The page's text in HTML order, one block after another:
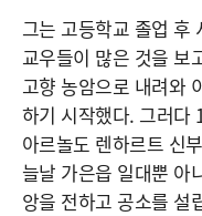
그는 고등학교 졸업 후
교우들이 많은 것을 보
고향 농암으로 내려와
하기 시작했다. 그러다
아르놀도 렌하르트 신
늘날 가은읍 일대뿐 아
앙을 전하고 공소를 설